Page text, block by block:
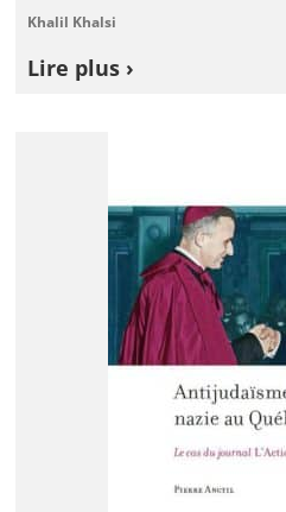
Khalil Khalsi
Lire plus ›